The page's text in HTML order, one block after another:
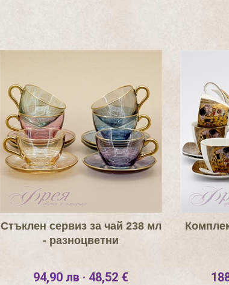
Стъклен сервиз за чай 238 мл
- разноцветни
94,90 лв · 48,52 €